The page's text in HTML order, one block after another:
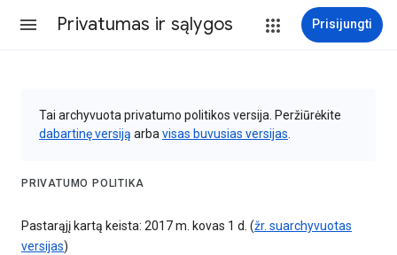
Privatumas ir sąlygos Prisijungti
Tai archyvuota privatumo politikos versija. Peržiūrėkite
dabartinę versiją arba visas buvusias versijas
PRIVATUMO POLITIKA
Pastarąjį kartą keista: 2017 m. kovas 1 d. (žr. suarchyvuotas
versijas)